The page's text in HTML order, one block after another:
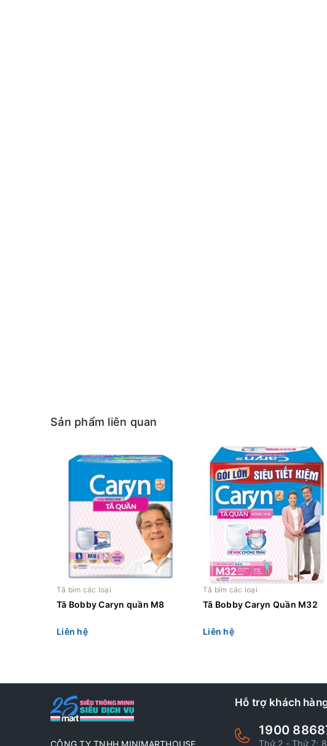
Sản phẩm liên quan
Tã bỉm các loại
Tã Bobby Caryn quần M8
Liên hệ
Tã bỉm các loại
Tã Bobby Caryn Quần M32
Liên hệ
CÔNG TY TNHH MINIMARTHOUSE
Hỗ trợ khách
1900
Thứ 2 - Thứ 7: